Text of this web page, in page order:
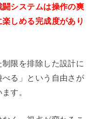
システムは操作の爽
しめる完成度があり
限を排除した設計に
る」という自由さが
す。